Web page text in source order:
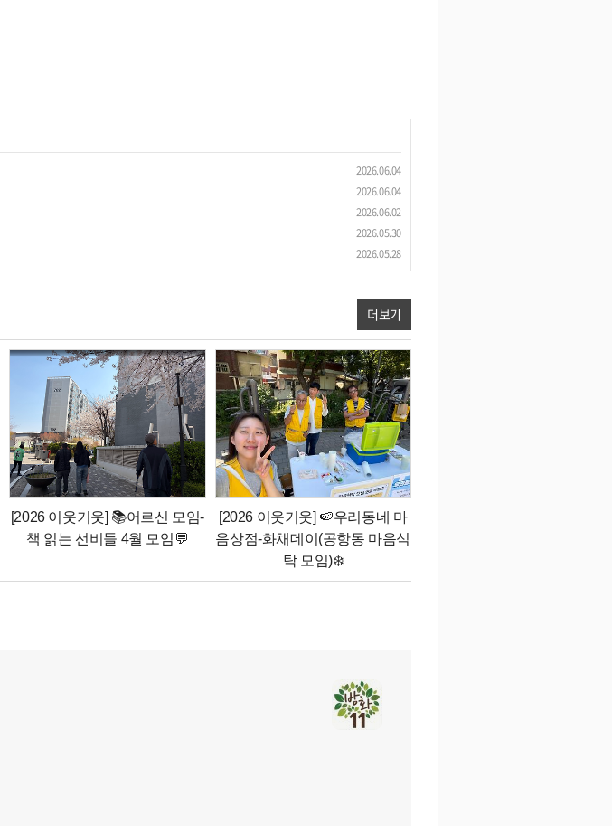
2026.06.04
2026.06.04
2026.06.02
2026.05.30
2026.05.28
더보기
[2026 이웃기웃] 📚어르신 모임-
책 읽는 선비들 4월 모임💬
[2026 이웃기웃] 🍉우리동네 마
음상점-화채데이(공항동 마음식
탁 모임)❄️